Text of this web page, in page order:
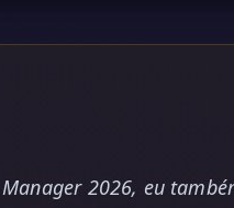
2026, eu